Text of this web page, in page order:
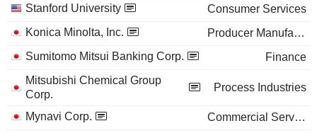
Stanford University
Consumer Services
Konica Minolta, Inc.
Producer Manufacturing
Sumitomo Mitsui Banking Corp.
Finance
Mitsubishi Chemical Group
Corp.
Process Industries
Mynavi Corp.
Commercial Services